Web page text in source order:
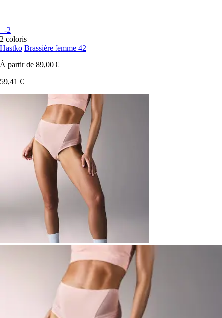
+-2
2 coloris
Hastko Brassière femme 42
À partir de 89,00 €
59,41 €